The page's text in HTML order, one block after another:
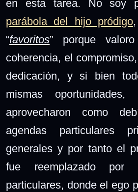
en esta tarea. No soy
parábola del hijo pródigo
“favoritos” porque
coherencia, el
dedicación, y si bien
mismas
aprovecharon como
agendas particulares
generales y por tanto el
fue reemplazado por
particulares, donde el ego